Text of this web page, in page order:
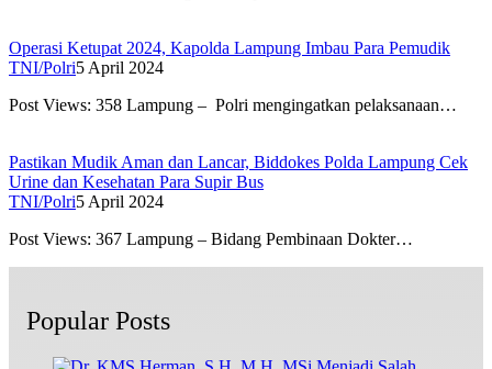
Operasi Ketupat 2024, Kapolda Lampung Imbau Para Pemudik
TNI/Polri5 April 2024
Post Views: 358 Lampung – Polri mengingatkan pelaksanaan…
Pastikan Mudik Aman dan Lancar, Biddokes Polda Lampung Cek
Urine dan Kesehatan Para Supir Bus
TNI/Polri5 April 2024
Post Views: 367 Lampung – Bidang Pembinaan Dokter…
Popular Posts